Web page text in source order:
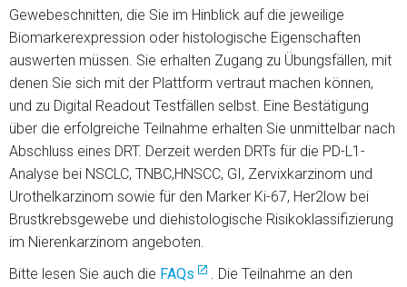
Gewebeschnitten, die Sie im Hinblick auf die jeweilige
Biomarkerexpression oder histologische Eigenschaften
auswerten müssen. Sie erhalten Zugang zu Übungsfällen, mit
denen Sie sich mit der Plattform vertraut machen können,
und zu Digital Readout Testfällen selbst. Eine Bestätigung
über die erfolgreiche Teilnahme erhalten Sie unmittelbar nach
Abschluss eines DRT. Derzeit werden DRTs für die PD-L1-
Analyse bei NSCLC, TNBC,HNSCC, GI, Zervixkarzinom und
Urothelkarzinom sowie für den Marker Ki-67, Her2low bei
Brustkrebsgewebe und diehistologische Risikoklassifizierung
im Nierenkarzinom angeboten.
Bitte lesen Sie auch die FAQs
. Die Teilnahme an den